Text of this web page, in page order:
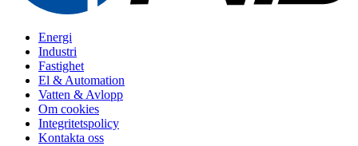
Energi
Industri
Fastighet
El & Automation
Vatten & Avlopp
Om cookies
Integritetspolicy
Kontakta oss